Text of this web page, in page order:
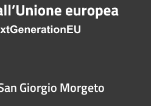
Giorgio Morgeto